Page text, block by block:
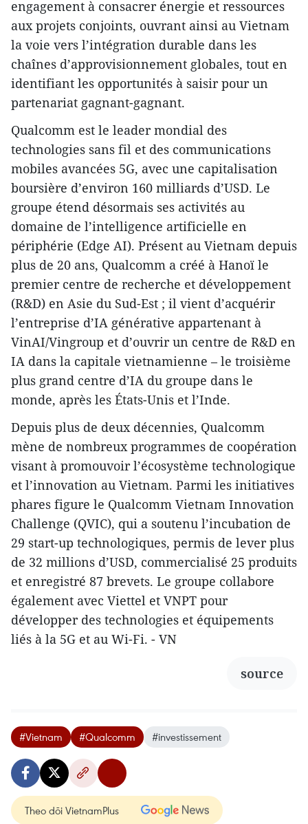
engagement à consacrer énergie et ressources
aux projets conjoints, ouvrant ainsi au Vietnam
la voie vers l’intégration durable dans les
chaînes d’approvisionnement globales, tout en
identifiant les opportunités à saisir pour un
partenariat gagnant-gagnant.
Qualcomm est le leader mondial des
technologies sans fil et des communications
mobiles avancées 5G, avec une capitalisation
boursière d’environ 160 milliards d’USD. Le
groupe étend désormais ses activités au
domaine de l’intelligence artificielle en
périphérie (Edge AI). Présent au Vietnam depuis
plus de 20 ans, Qualcomm a créé à Hanoï le
premier centre de recherche et développement
(R&D) en Asie du Sud-Est ; il vient d’acquérir
l’entreprise d’IA générative appartenant à
VinAI/Vingroup et d’ouvrir un centre de R&D en
IA dans la capitale vietnamienne – le troisième
plus grand centre d’IA du groupe dans le
monde, après les États-Unis et l’Inde.
Depuis plus de deux décennies, Qualcomm
mène de nombreux programmes de coopération
visant à promouvoir l’écosystème technologique
et l’innovation au Vietnam. Parmi les initiatives
phares figure le Qualcomm Vietnam Innovation
Challenge (QVIC), qui a soutenu l’incubation de
29 start-up technologiques, permis de lever plus
de 32 millions d’USD, commercialisé 25 produits
et enregistré 87 brevets. Le groupe collabore
également avec Viettel et VNPT pour
développer des technologies et équipements
liés à la 5G et au Wi-Fi. - VN
source
#Vietnam #Qualcomm #investissement
Theo dõi VietnamPlus